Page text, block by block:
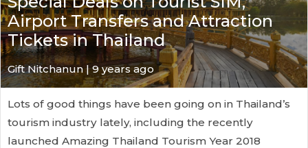
Airport Transfers and Attraction
Tickets in Thailand
Gift Nitchanun | 9 years ago
Lots of good things have been going on in Thailand’s
tourism industry lately, including the recently
launched Amazing Thailand Tourism Year 2018